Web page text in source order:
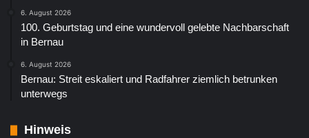
6. August 2026
100. Geburtstag und eine wundervoll gelebte Nachbarschaft
in Bernau
6. August 2026
Bernau: Streit eskaliert und Radfahrer ziemlich betrunken
unterwegs
Hinweis